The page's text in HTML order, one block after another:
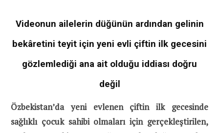
Videonun ailelerin düğünün ardından gelinin
bekâretini teyit için yeni evli çiftin ilk gecesini
gözlemlediği ana ait olduğu iddiası doğru
değil
Özbekistan’da yeni evlenen çiftin ilk gecesinde
sağlıklı çocuk sahibi olmaları için gerçekleştirilen,